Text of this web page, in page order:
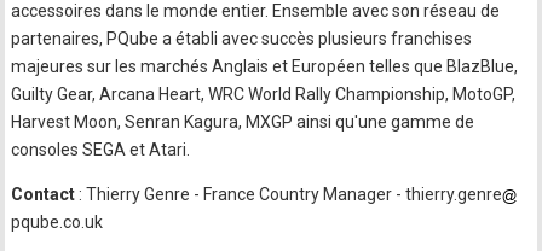
accessoires dans le monde entier. Ensemble avec son réseau de
partenaires, PQube a établi avec succès plusieurs franchises
majeures sur les marchés Anglais et Européen telles que BlazBlue,
Guilty Gear, Arcana Heart, WRC World Rally Championship, MotoGP,
Harvest Moon, Senran Kagura, MXGP ainsi qu'une gamme de
consoles SEGA et Atari.
Contact : Thierry Genre - France Country Manager - thierry.genre
pqube.co.uk